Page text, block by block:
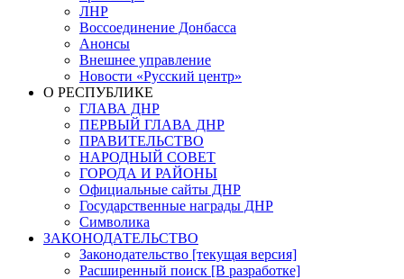
ЛНР
Воссоединение Донбасса
Анонсы
Внешнее управление
Новости «Русский центр»
О РЕСПУБЛИКЕ
ГЛАВА ДНР
ПЕРВЫЙ ГЛАВА ДНР
ПРАВИТЕЛЬСТВО
НАРОДНЫЙ СОВЕТ
ГОРОДА И РАЙОНЫ
Официальные сайты ДНР
Государственные награды ДНР
Символика
ЗАКОНОДАТЕЛЬСТВО
Законодательство [текущая версия]
Расширенный поиск [В разработке]